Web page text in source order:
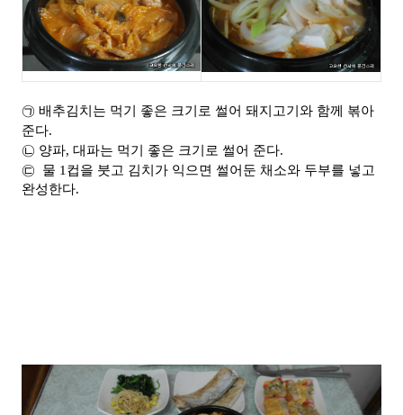
㉠ 배추김치는 먹기 좋은 크기로 썰어 돼지고기와 함께 볶아
준다.
㉡ 양파, 대파는 먹기 좋은 크기로 썰어 준다.
㉢ 물 1컵을 붓고 김치가 익으면 썰어둔 채소와 두부를 넣고
완성한다.